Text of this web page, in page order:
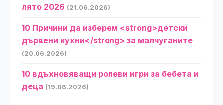
лято 2026 (21.06.2026)
10 Причини да изберем <strong>детски
дървени кухни</strong> за малчуганите
(20.06.2026)
10 вдъхновяващи ролеви игри за бебета и
деца (19.06.2026)